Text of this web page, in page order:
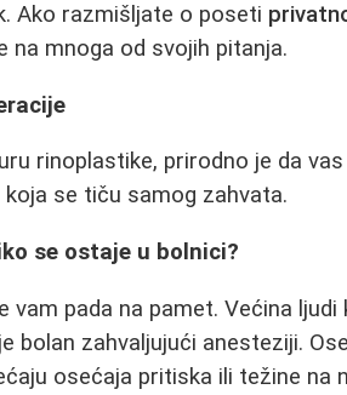
Ako razmišljate o poseti
na mnoga od svojih pitanja.
rinoplastike, prirodno je da
se tiču samog zahvata.
se ostaje u bolnici?
vam pada na pamet. Većina
bolan zahvaljujući anesteziji.
osećaja pritiska ili težine na